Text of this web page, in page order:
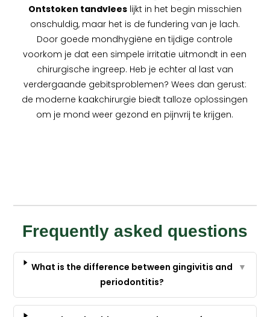
Ontstoken tandvleeslijkt in het begin misschien
onschuldig, maar het is de fundering van je lach.
Door goede mondhygiëne en tijdige controle
voorkom je dat een simpele irritatie uitmondt in een
chirurgische ingreep. Heb je echter al last van
verdergaande gebitsproblemen? Wees dan gerust:
de moderne kaakchirurgie biedt talloze oplossingen
om je mond weer gezond en pijnvrij te krijgen.
Frequently asked questions
What is the difference between gingivitis and
periodontitis?
▼